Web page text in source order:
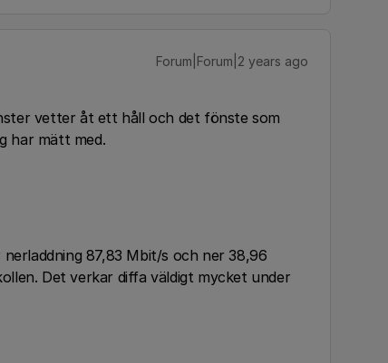
Forum|Forum|2 years ago
vetter åt ett håll och det fönste som
har mätt med.
87,83 Mbit/s och ner 38,96
Det verkar diffa väldigt mycket under